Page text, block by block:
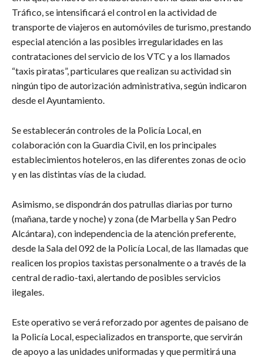
Tráfico, se intensificará el control en la actividad de
transporte de viajeros en automóviles de turismo, prestando
especial atención a las posibles irregularidades en las
contrataciones del servicio de los VTC y a los llamados
“taxis piratas”, particulares que realizan su actividad sin
ningún tipo de autorización administrativa, según indicaron
desde el Ayuntamiento.
Se establecerán controles de la Policía Local, en
colaboración con la Guardia Civil, en los principales
establecimientos hoteleros, en las diferentes zonas de ocio
y en las distintas vías de la ciudad.
Asimismo, se dispondrán dos patrullas diarias por turno
(mañana, tarde y noche) y zona (de Marbella y San Pedro
Alcántara), con independencia de la atención preferente,
desde la Sala del 092 de la Policía Local, de las llamadas que
realicen los propios taxistas personalmente o a través de la
central de radio-taxi, alertando de posibles servicios
ilegales.
Este operativo se verá reforzado por agentes de paisano de
la Policía Local, especializados en transporte, que servirán
de apoyo a las unidades uniformadas y que permitirá una